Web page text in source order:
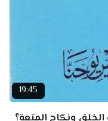
19:45